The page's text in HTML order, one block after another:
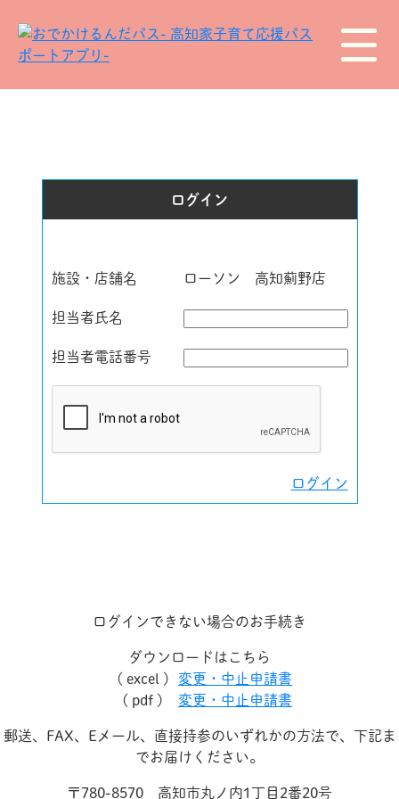
ログイン
施設・店舗名 ローソン 高知薊野店
担当者氏名
担当者電話番号
ログイン
ログインできない場合のお手続き
ダウンロードはこちら
( excel )
変更・中止申請書
( pdf )
変更・中止申請書
郵送、FAX、Eメール、直接持参のいずれかの方法で、下記ま
でお届けください。
〒780-8570 高知市丸ノ内1丁目2番20号